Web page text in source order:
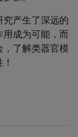
产生了深远的
成为可能，而
了解类器官模